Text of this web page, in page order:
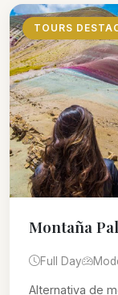
TOURS
Montaña
Full Day
Alternativa de